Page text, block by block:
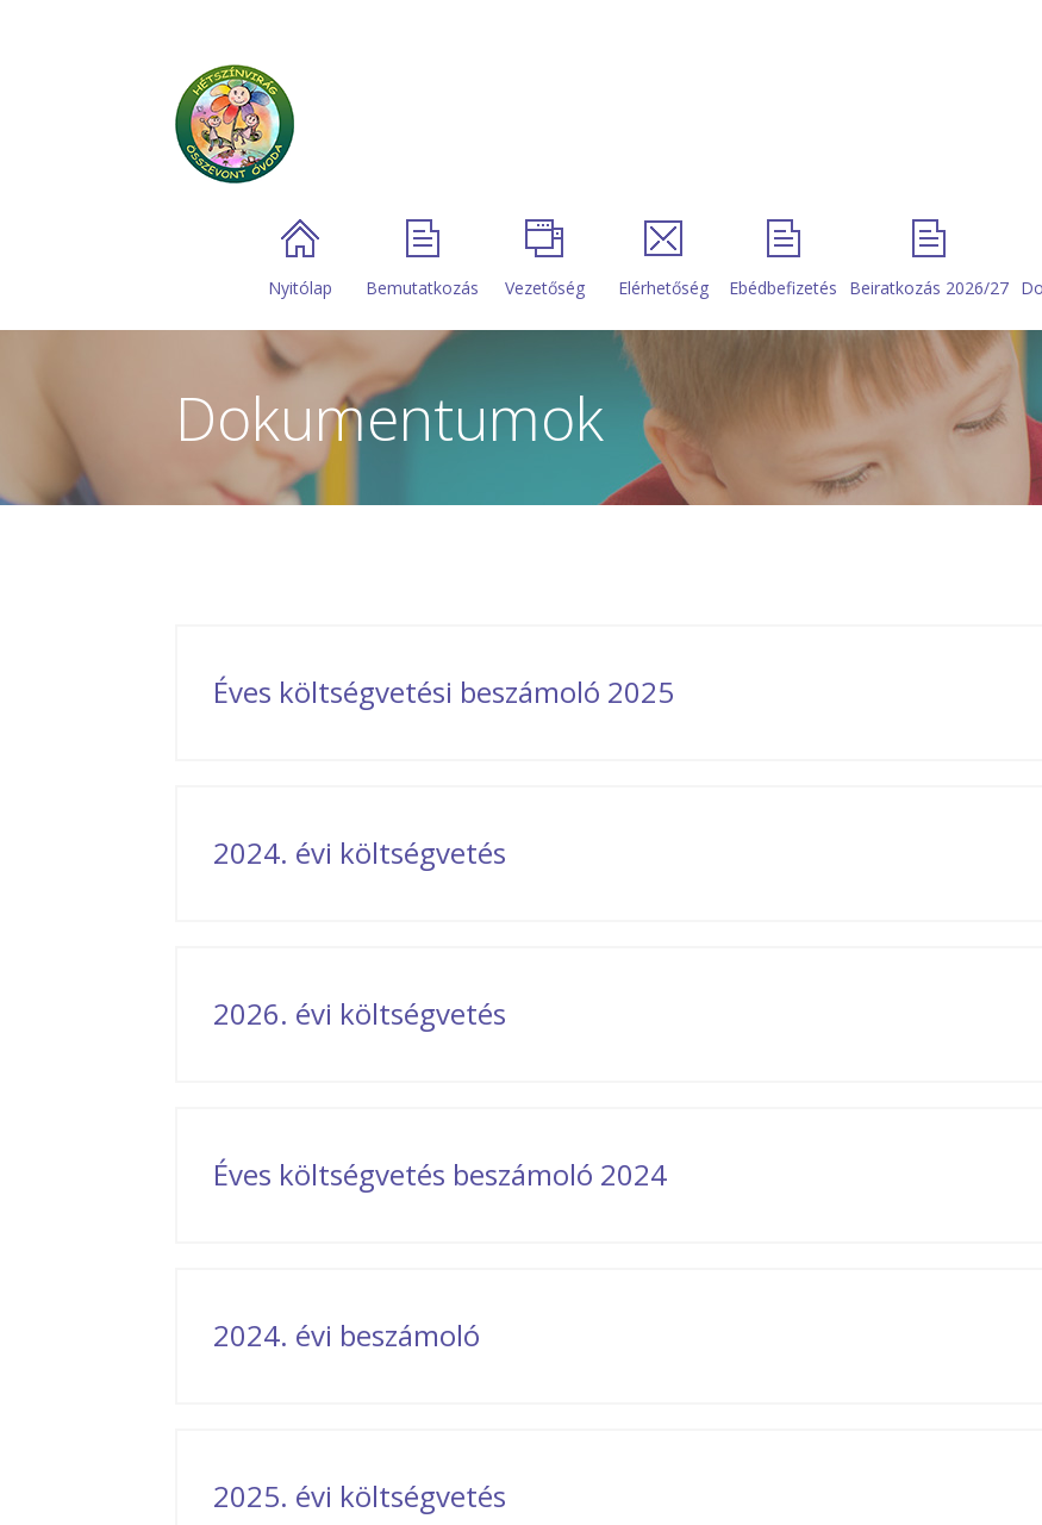
Nyitólap Bemutatkozás Vezetőség Elérhetőség Ebédbefizetés Beiratkozás 2026/27
Dokumentumok
Éves költségvetési beszámoló 2025
2024. évi költségvetés
2026. évi költségvetés
Éves költségvetés beszámoló 2024
2024. évi beszámoló
2025. évi költségvetés